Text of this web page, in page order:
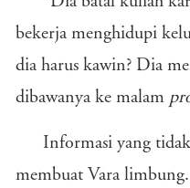
bekerja menghidupi
dia harus kawin? Dia
dibawanya ke malam
Informasi yang
membuat Vara